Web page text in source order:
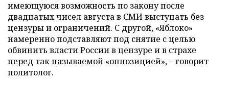
имеющуюся возможность по закону после
двадцатых чисел августа в СМИ выступать без
цензуры и ограничений. С другой, «Яблоко»
намеренно подставляют под снятие с целью
обвинить власти России в цензуре и в страхе
перед так называемой «оппозицией», – говорит
политолог.